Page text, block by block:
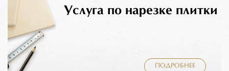
Услуга по нарезке плитки
ПОДРОБНЕЕ